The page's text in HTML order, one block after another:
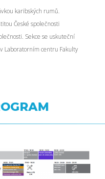
karibských rumů.
České společnosti
Sekce se uskuteční
Laboratorním centru Fakulty